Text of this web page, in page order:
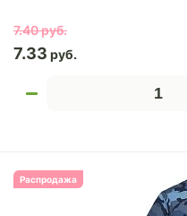
7.40
7.33
Распродажа